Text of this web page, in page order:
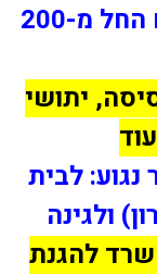
הדברת זבובונים מכל הסוגים החל מ-200
יתושי
נגוע: לבית
ולגינה
להגנת